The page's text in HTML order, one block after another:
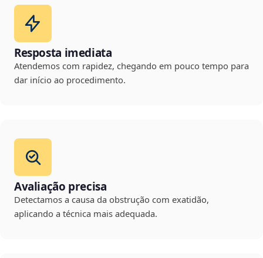
Resposta imediata
Atendemos com rapidez, chegando em pouco tempo para
dar início ao procedimento.
Avaliação precisa
Detectamos a causa da obstrução com exatidão,
aplicando a técnica mais adequada.